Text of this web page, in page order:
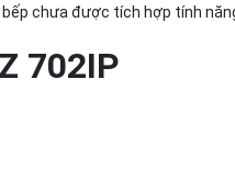
chưa được tích hợp tính
702IP